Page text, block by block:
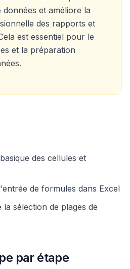
et améliore la
des rapports et
est essentiel pour le
et la préparation
des cellules et
de formules dans Excel
la sélection de plages de
par étape